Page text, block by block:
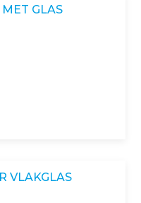
GLAS
VLAKGLAS